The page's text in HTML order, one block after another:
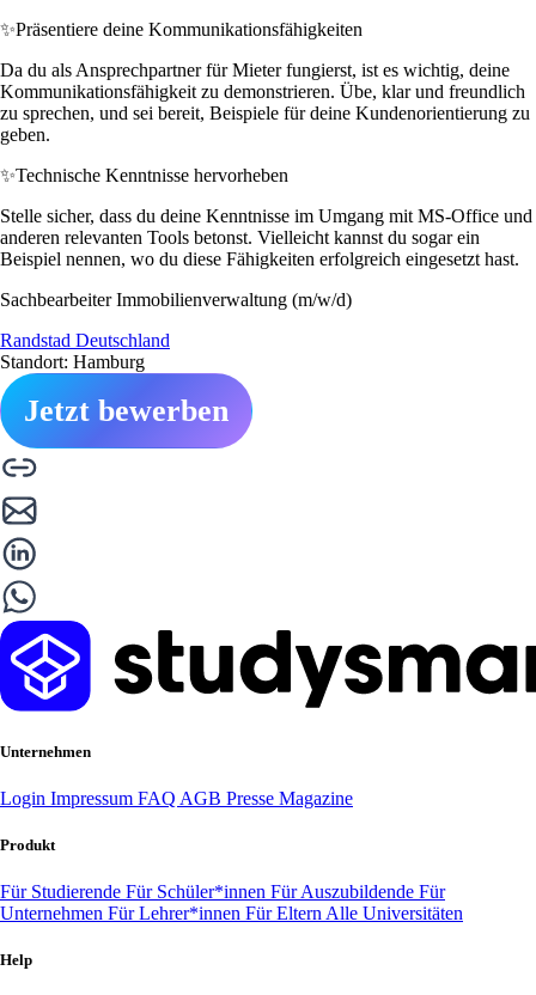
✨Präsentiere deine Kommunikationsfähigkeiten
Da du als Ansprechpartner für Mieter fungierst, ist es wichtig, deine
Kommunikationsfähigkeit zu demonstrieren. Übe, klar und freundlich
zu sprechen, und sei bereit, Beispiele für deine Kundenorientierung zu
geben.
✨Technische Kenntnisse hervorheben
Stelle sicher, dass du deine Kenntnisse im Umgang mit MS-Office und
anderen relevanten Tools betonst. Vielleicht kannst du sogar ein
Beispiel nennen, wo du diese Fähigkeiten erfolgreich eingesetzt hast.
Sachbearbeiter Immobilienverwaltung (m/w/d)
Randstad Deutschland
Standort: Hamburg
Jetzt bewerben
Unternehmen
Login Impressum FAQ AGB Presse Magazine
Produkt
Für Studierende Für Schüler*innen Für Auszubildende Für
Unternehmen Für Lehrer*innen Für Eltern Alle Universitäten
Help